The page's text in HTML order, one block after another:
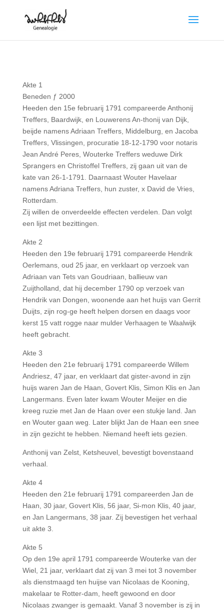
Akte 1
Beneden ƒ 2000
Heeden den 15e februarij 1791 compareerde Anthonij
Treffers, Baardwijk, en Louwerens An-thonij van Dijk,
beijde namens Adriaan Treffers, Middelburg, en Jacoba
Treffers, Vlissingen, procuratie 18-12-1790 voor notaris
Jean André Peres, Wouterke Treffers weduwe Dirk
Sprangers en Christoffel Treffers, zij gaan uit van de
kate van 26-1-1791. Daarnaast Wouter Havelaar
namens Adriana Treffers, hun zuster, x David de Vries,
Rotterdam.
Zij willen de onverdeelde effecten verdelen. Dan volgt
een lijst met bezittingen.
Akte 2
Heeden den 19e februarij 1791 compareerde Hendrik
Oerlemans, oud 25 jaar, en verklaart op verzoek van
Adriaan van Tets van Goudriaan, ballieuw van
Zuijtholland, dat hij december 1790 op verzoek van
Hendrik van Dongen, woonende aan het huijs van Gerrit
Duijts, zijn rog-ge heeft helpen dorsen en daags voor
kerst 15 vatt rogge naar mulder Verhaagen te Waalwijk
heeft gebracht.
Akte 3
Heeden den 21e februarij 1791 compareerde Willem
Andriesz, 47 jaar, en verklaart dat gister-avond in zijn
huijs waren Jan de Haan, Govert Klis, Simon Klis en Jan
Langermans. Even later kwam Wouter Meijer en die
kreeg ruzie met Jan de Haan over een stukje land. Jan
en Wouter gaan weg. Later blijkt Jan de Haan een snee
in zijn gezicht te hebben. Niemand heeft iets gezien.
Anthonij van Zelst, Ketsheuvel, bevestigt bovenstaand
verhaal.
Akte 4
Heeden den 21e februarij 1791 compareerden Jan de
Haan, 30 jaar, Govert Klis, 56 jaar, Si-mon Klis, 40 jaar,
en Jan Langermans, 38 jaar. Zij bevestigen het verhaal
uit akte 3.
Akte 5
Op den 19e april 1791 compareerde Wouterke van der
Wiel, 21 jaar, verklaart dat zij van 3 mei tot 3 november
als dienstmaagd ten huijse van Nicolaas de Kooning,
makelaar te Rotter-dam, heeft gewoond en door
Nicolaas zwanger is gemaakt. Vanaf 3 november is zij in